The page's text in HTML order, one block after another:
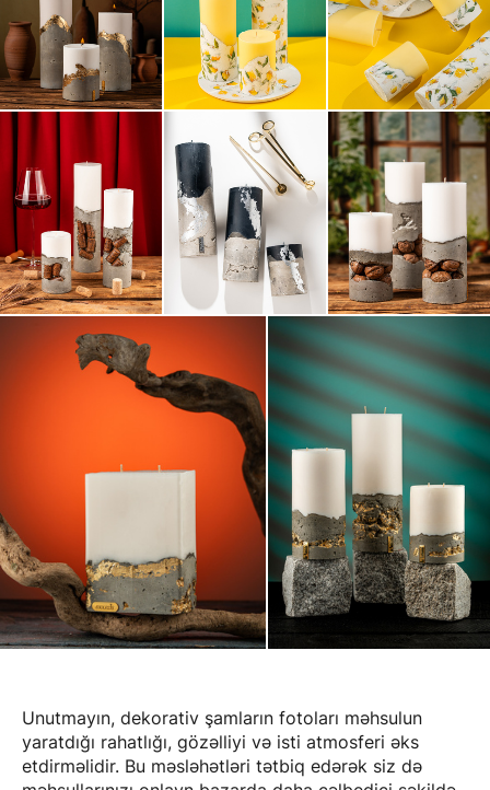
Unutmayın, dekorativ şamların fotoları məhsulun
yaratdığı rahatlığı, gözəlliyi və isti atmosferi əks
etdirməlidir. Bu məsləhətləri tətbiq edərək siz də